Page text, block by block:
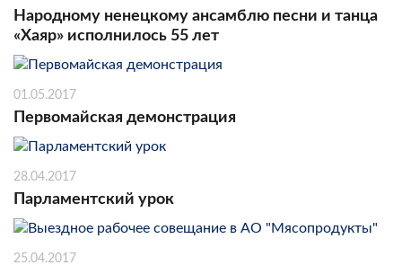
Народному ненецкому ансамблю песни и танца
«Хаяр» исполнилось 55 лет
01.05.2017
Первомайская демонстрация
28.04.2017
Парламентский урок
25.04.2017